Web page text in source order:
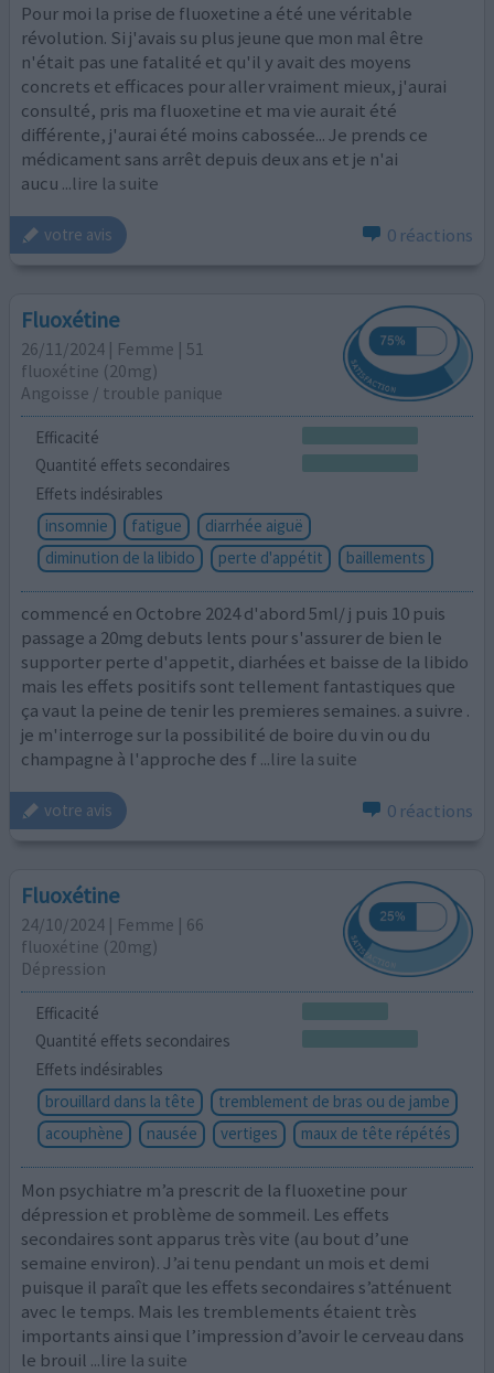
Pour moi la prise de fluoxetine a été une véritable
révolution. Si j'avais su plus jeune que mon mal être
n'était pas une fatalité et qu'il y avait des moyens
concrets et efficaces pour aller vraiment mieux, j'aurai
consulté, pris ma fluoxetine et ma vie aurait été
différente, j'aurai été moins cabossée... Je prends ce
médicament sans arrêt depuis deux ans et je n'ai
aucu ...lire la suite
votre avis 0 réactions
Fluoxétine
26/11/2024 | Femme | 51
fluoxétine (20mg)
Angoisse / trouble panique
Efficacité
Quantité effets secondaires
Effets indésirables
insomnie
fatigue
diarrhée aiguë
diminution de la libido
perte d'appétit baillements
commencé en Octobre 2024 d'abord 5ml/ j puis 10 puis
passage a 20mg debuts lents pour s'assurer de bien le
supporter perte d'appetit, diarhées et baisse de la libido
mais les effets positifs sont tellement fantastiques que
ça vaut la peine de tenir les premieres semaines. a suivre .
je m'interroge sur la possibilité de boire du vin ou du
champagne à l'approche des f ...lire la suite
votre avis 0 réactions
Fluoxétine
24/10/2024 | Femme | 66
fluoxétine (20mg)
Dépression
Efficacité
Quantité effets secondaires
Effets indésirables
brouillard dans la tête
tremblement de bras ou de jambe
acouphène
nausée vertiges maux de tête répétés
Mon psychiatre m’a prescrit de la fluoxetine pour
dépression et problème de sommeil. Les effets
secondaires sont apparus très vite (au bout d’une
semaine environ). J’ai tenu pendant un mois et demi
puisque il paraît que les effets secondaires s’atténuent
avec le temps. Mais les tremblements étaient très
importants ainsi que l’impression d’avoir le cerveau dans
le brouil ...lire la suite